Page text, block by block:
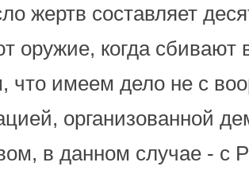
жертв составляет
оружие, когда сбивают
что имеем дело не с
организованной
в данном случае - с